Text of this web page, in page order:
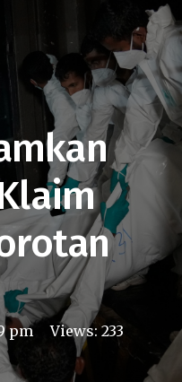
pm Views:233